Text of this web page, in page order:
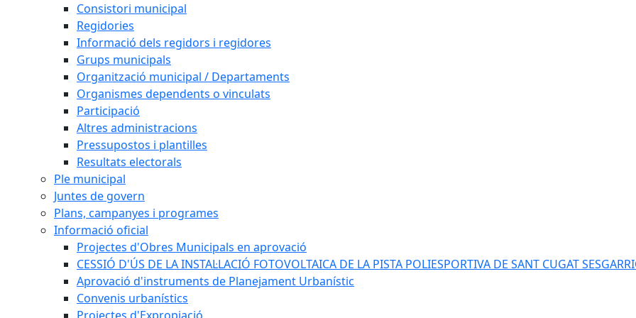
Consistori municipal
Regidories
Informació dels regidors i regidores
Grups municipals
Organització municipal / Departaments
Organismes dependents o vinculats
Participació
Altres administracions
Pressupostos i plantilles
Resultats electorals
Ple municipal
Juntes de govern
Plans, campanyes i programes
Informació oficial
Projectes d'Obres Municipals en aprovació
CESSIÓ D'ÚS DE LA INSTAL·LACIÓ FOTOVOLTAICA DE LA PISTA POLIESPORTIVA DE SANT CUGAT
Aprovació d'instruments de Planejament Urbanístic
Convenis urbanístics